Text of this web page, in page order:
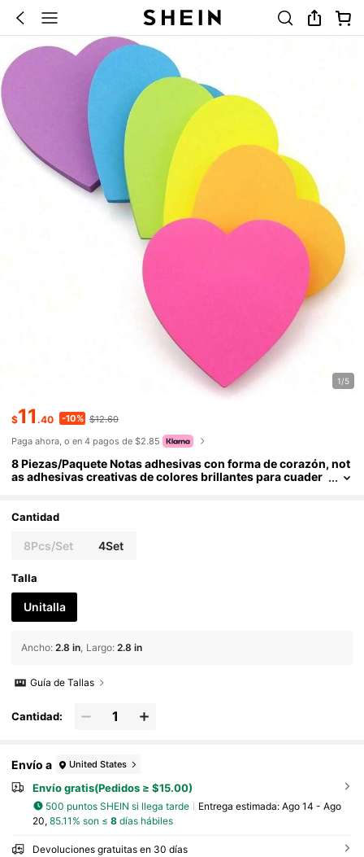
1/5
$11.40 -10% $12.60
Paga ahora, o en 4 pagos de $2.85
8 Piezas/Paquete Notas adhesivas con forma de corazón, not
as adhesivas creativas de colores brillantes para cuader
Cantidad
8Pcs/Set 4Set
Talla
Unitalla
Ancho: 2.8 in Largo: 2.8 in
Guía de Tallas
Cantidad:
Envío a United States
Envío gratis(Pedidos ≥ $15.00)
500 puntos SHEIN si llega tarde Entrega estimada: Ago 14 - Ago
20, 85.11% son ≤ 8días hábiles
Devoluciones gratuitas en 30 días